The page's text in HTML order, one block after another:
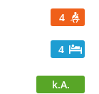
4
4
k.A.